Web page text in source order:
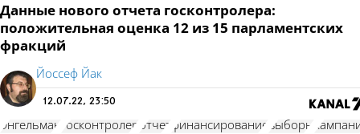
Данные нового отчета госконтролера:
положительная оценка 12 из 15 парламентских
фракций
Йоссеф Йак
12.07.22, 23:50
Энгельман госконтролер отчет финансирование выборы